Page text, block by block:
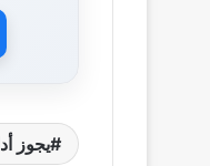
يجوز